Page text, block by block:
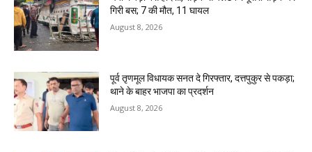
गिरी बस; 7 की मौत, 11 घायल
August 8, 2026
पूर्व तृणमूल विधायक सनत दे गिरफ्तार, दत्तपुकुर से पकड़ा;
थाने के बाहर भाजपा का प्रदर्शन
August 8, 2026